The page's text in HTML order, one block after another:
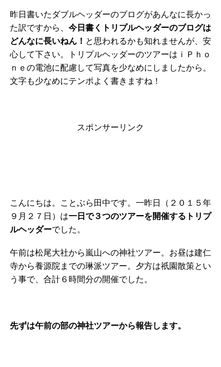
o
k
昨日書いたダブルヘッダーのブログがあんなに長かっ
た訳ですから、 今日書くトリプルヘッダーのブログは
どんなに長いねん！ と思われるかも知れませんが、安
心して下さい。トリプルヘッダーのツアーはｉＰｈｏ
ｎｅの電池に配慮して写真を少なめにしましたから。
文字も少なめにテンポよく書きますね！
スポンサーリンク
こんにちは。ことぶら田中です。一昨日（２０１５年
９月２７日）は一日で３つのツアーを開催するトリプ
ルヘッダーでした。
午前は松尾大社から嵐山への神社ツアー。お昼は建仁
寺から養源院までの琳派ツアー。夕方は祇園散策とい
う事で、合計６時間分の開催でした。
先ずは午前の部の神社ツアーから報告します。